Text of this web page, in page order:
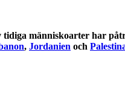
människoarter har
, Jordanien och